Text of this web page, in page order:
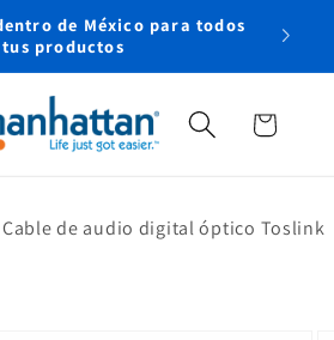
de México para todos
tus productos
Carrito
Cable de audio digital óptico Toslink